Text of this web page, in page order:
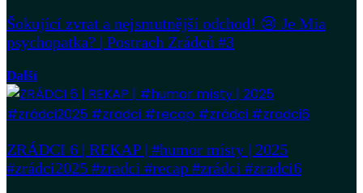
Šokující zvrat a nejsmutnější odchod! 😢 Je Mia
psychopatka? | Postrach Zrádců #3
Další
ZRÁDCI 6 | REKAP | #humor místy | 2025
#zrádci2025 #zradci #recap #zrádci #zradci6